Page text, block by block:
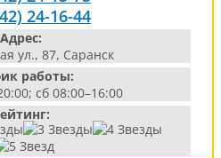
24-16-44
Адрес:
ул., 87, Саранск
работы:
сб 08:00–16:00